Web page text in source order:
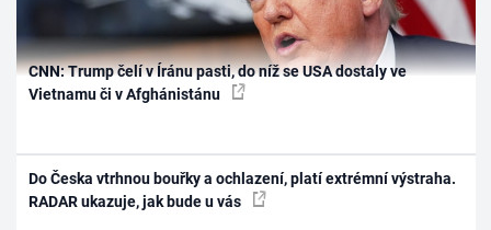
CNN: Trump čelí v Íránu pasti, do níž se USA dostaly ve
Vietnamu či v Afghánistánu
Do Česka vtrhnou bouřky a ochlazení, platí extrémní výstraha.
RADAR ukazuje, jak bude u vás